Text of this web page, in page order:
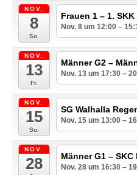
NOV.
8
So.
Frauen 1 – 1.
Nov. 8 um 12:00 –
NOV.
13
Fr.
Männer G2 –
Nov. 13 um 17:30 –
NOV.
15
So.
SG Walhalla
Nov. 15 um 13:00 –
NOV.
28 Männer G1 –
Nov. 28 um 16:30 –